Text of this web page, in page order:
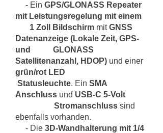
- Ein GPS/GLONASS Repeater
mit Leistungsregelung mit einem
1 Zoll Bildschirm mitGNSS
Datenanzeige (Lokale Zeit, GPS-
und GLONASS
Satellitenanzahl, HDOP) und einer
grün/rot LED
Statusleuchte. Ein SMA
Anschluss und USB-C 5-Volt
Stromanschluss sind
ebenfalls vorhanden.
- Die 3D-Wandhalterung mit 1/4